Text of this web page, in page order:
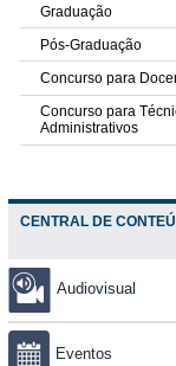
Graduação
Pós-Graduação
Concurso para
Concurso para
Administrativos
CENTRAL DE
Audiovisual
Eventos